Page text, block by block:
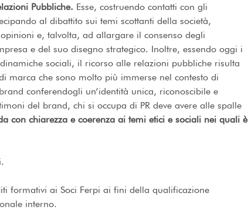
Pubbliche. Esse, costruendo contatti con gli
al dibattito sui temi scottanti della società,
e, talvolta, ad allargare il consenso degli
e del suo disegno strategico. Inoltre, essendo oggi i
sociali, il ricorso alle relazioni pubbliche risulta
marca che sono molto più immerse nel contesto di
conferendogli un’identità unica, riconoscibile e
del brand, chi si occupa di PR deve avere alle spalle
con chiarezza e coerenza ai temi etici e sociali nei quali è
formativi ai Soci Ferpi ai fini della qualificazione
interno.